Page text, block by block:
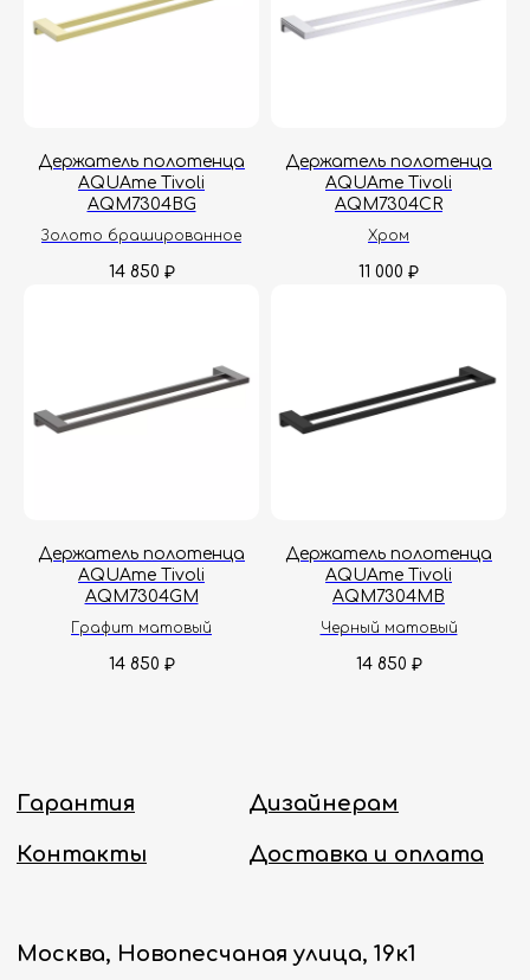
Держатель полотенца
AQUAme Tivoli
AQM7304BG
Золото брашированное
14 850 ₽
Держатель полотенца
AQUAme Tivoli
AQM7304CR
Хром
11 000 ₽
Держатель полотенца
AQUAme Tivoli
AQM7304GM
Графит матовый
14 850 ₽
Держатель полотенца
AQUAme Tivoli
AQM7304MB
Черный матовый
14 850 ₽
с 8:00 до 18:00 по Москве.
Онлайн-магазин работает 24/7.